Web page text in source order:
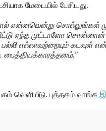
மேடையில் பேசியது.
என்னவென்று சொல்லுங்கள்
எந்த முட்டாளோ
பல்லி எல்லாவற்றையும் கடவுள்
பைத்தியக்காரத்தனம்.”
வெளியீடு. புத்தகம் வாங்க